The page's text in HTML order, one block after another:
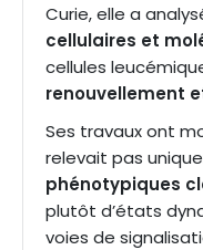
Curie, elle a
cellulaires et
cellules
renouvellement
Ses travaux ont
relevait pas
phénotypiques
plutôt d’états
voies de